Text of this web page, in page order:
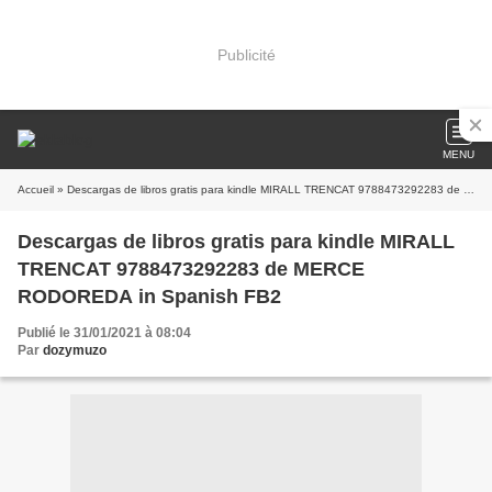
Publicité
MENU
Accueil » Descargas de libros gratis para kindle MIRALL TRENCAT 9788473292283 de MERCE RODOREDA in Spanish FB2
Descargas de libros gratis para kindle MIRALL
TRENCAT 9788473292283 de MERCE
RODOREDA in Spanish FB2
Publié le 31/01/2021 à 08:04
Par dozymuzo